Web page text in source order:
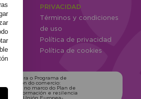
PRIVACIDAD
Términos y condiciones
de uso
Política de privacidad
Política de cookies
para o Programa de
do comercio:
no marco do Plan de
transformación e resilencia
pola Unión Europea-